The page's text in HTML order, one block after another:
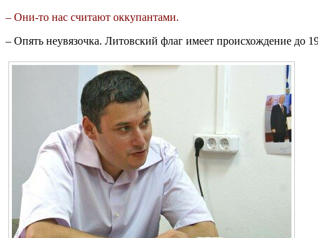
– Они-то нас считают оккупантами.
– Опять неувязочка. Литовский флаг имеет происхождение до